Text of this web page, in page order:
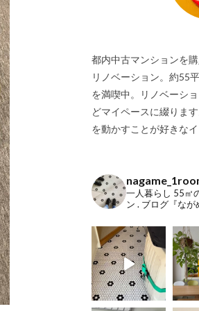
都内中古マンションを
リノベーション。約55
を満喫中。リノベーシ
どマイペースに綴りま
を動かすことが好きなイ
一人暮らし 55㎡
ン . ブログ『なが